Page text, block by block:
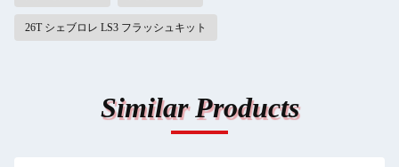
26T シェブロレ LS3 フラッシュキット
Similar Products